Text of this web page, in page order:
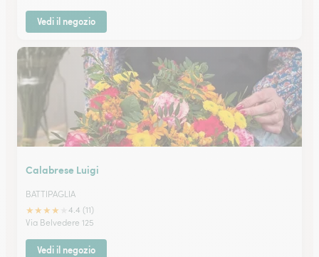
Vedi il negozio
Calabrese Luigi
BATTIPAGLIA
★★★★
4.4 (11)
Via Belvedere 125
Vedi il negozio